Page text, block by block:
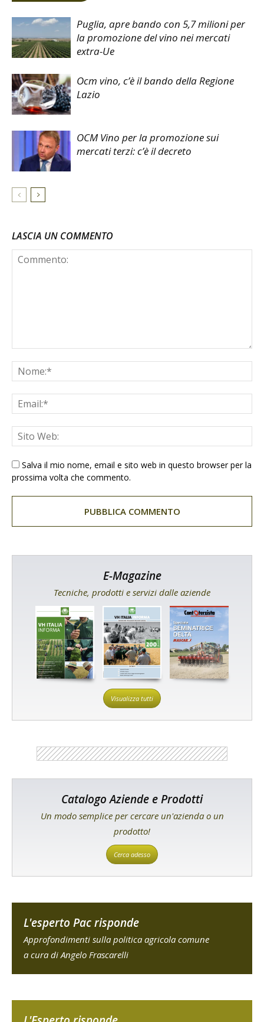
Puglia, apre bando con 5,7 milioni per
la promozione del vino nei mercati
extra-Ue
Ocm vino, c’è il bando della Regione
Lazio
OCM Vino per la promozione sui
mercati terzi: c’è il decreto
LASCIA UN COMMENTO
Salva il mio nome, email e sito web in questo browser per la
prossima volta che commento.
E-Magazine
Tecniche, prodotti e servizi dalle aziende
Visualizza tutti
Catalogo Aziende e Prodotti
Un modo semplice per cercare un'azienda o un
prodotto!
Cerca adesso
L'esperto Pac risponde
Approfondimenti sulla politica agricola comune
a cura di Angelo Frascarelli